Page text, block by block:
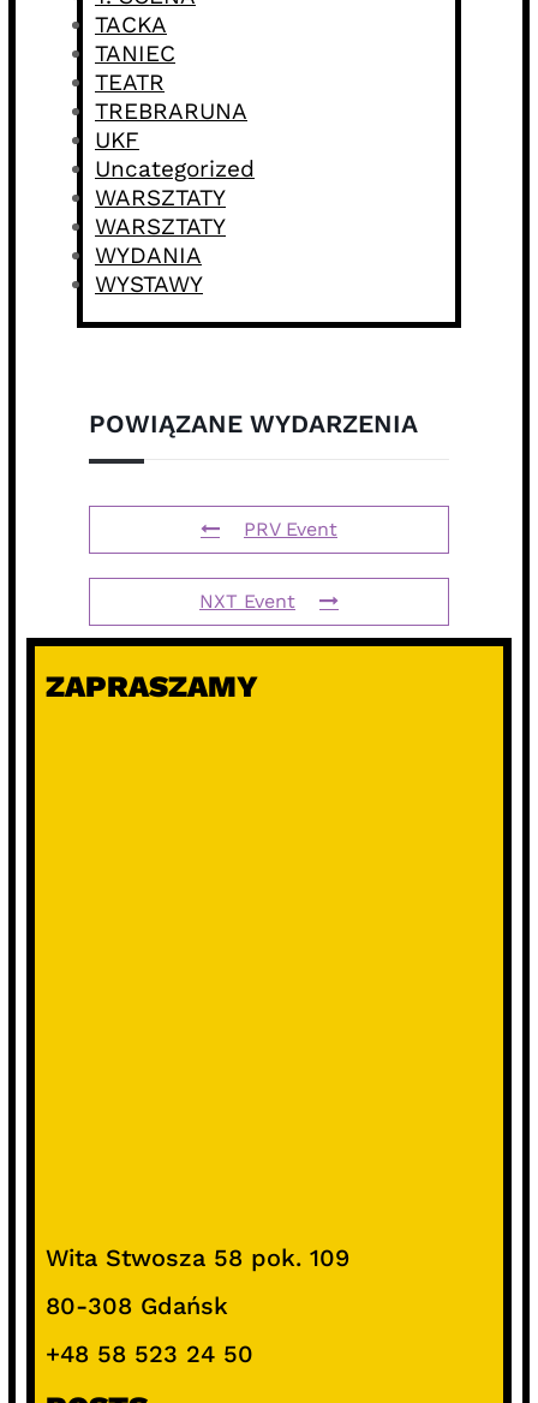
TACKA
TANIEC
TEATR
TREBRARUNA
UKF
Uncategorized
WARSZTATY
WARSZTATY
WYDANIA
WYSTAWY
POWIĄZANE WYDARZENIA
PRV Event
NXT Event
ZAPRASZAMY
Wita Stwosza 58 pok. 109
80-308 Gdańsk
+48 58 523 24 50